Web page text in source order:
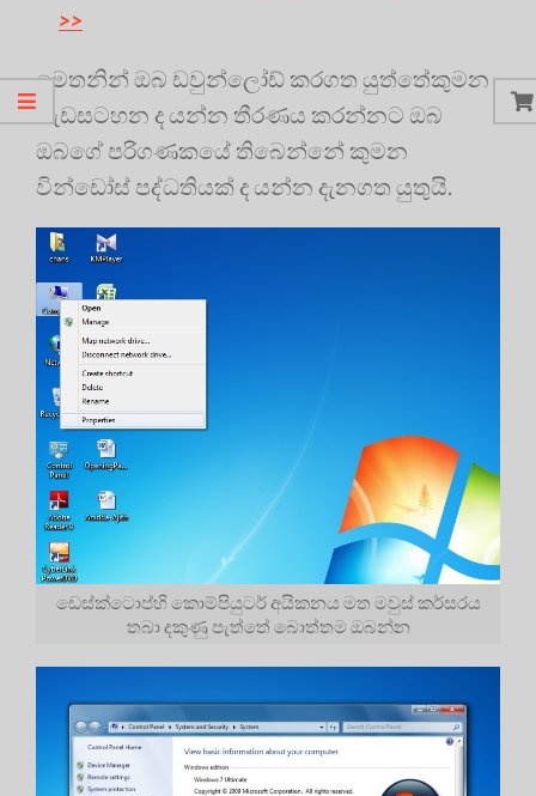
>>
මෙතනින් ඔබ ඩවුන්ලෝඩ් කරගත යුත්තේකුමන
වැඩසටහන ද යන්න තීරණය කරන්නට ඔබ
ඔබගේ පරිගණකයේ තිබෙන්නේ කුමන
වින්ඩෝස් පද්ධතියක් ද යන්න දැනගත යුතුයි.
ඩෙස්ක්ටොප්හි කොම්පියුටර් අයිකනය මත මවුස් කර්සරය
තබා දකුණු පැත්තේ බොත්තම ඔබන්න